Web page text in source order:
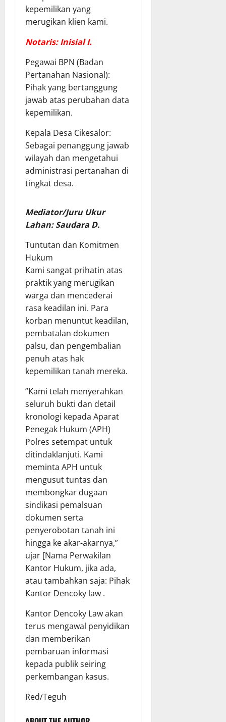
kepemilikan yang
merugikan klien kami.
Notaris: Inisial I.
​Pegawai BPN (Badan
Pertanahan Nasional):
Pihak yang bertanggung
jawab atas perubahan data
kepemilikan.
​Kepala Desa Cikesalor:
Sebagai penanggung jawab
wilayah dan mengetahui
administrasi pertanahan di
tingkat desa.
Mediator/Juru Ukur
Lahan: Saudara D.
​Tuntutan dan Komitmen
Hukum
​Kami sangat prihatin atas
praktik yang merugikan
warga dan mencederai
rasa keadilan ini. Para
korban menuntut keadilan,
pembatalan dokumen
palsu, dan pengembalian
penuh atas hak
kepemilikan tanah mereka.
​”Kami telah menyerahkan
seluruh bukti dan detail
kronologi kepada Aparat
Penegak Hukum (APH)
Polres setempat untuk
ditindaklanjuti. Kami
meminta APH untuk
mengusut tuntas dan
membongkar dugaan
sindikasi pemalsuan
dokumen serta
penyerobotan tanah ini
hingga ke akar-akarnya,”
ujar [Nama Perwakilan
Kantor Hukum, jika ada,
atau tambahkan saja: Pihak
Kantor Dencoky law .
Kantor Dencoky Law akan
terus mengawal penyidikan
dan memberikan
pembaruan informasi
kepada publik seiring
perkembangan kasus.
Red/Teguh